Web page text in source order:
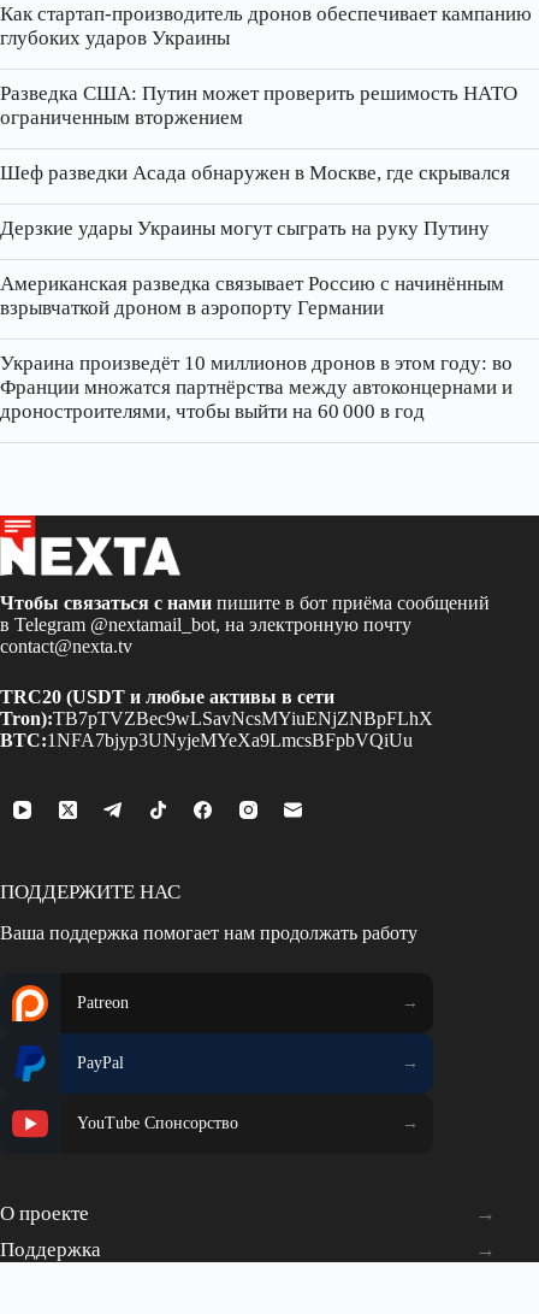
Как стартап‑производитель дронов обеспечивает кампанию
глубоких ударов Украины
Разведка США: Путин может проверить решимость НАТО
ограниченным вторжением
Шеф разведки Асада обнаружен в Москве, где скрывался
Дерзкие удары Украины могут сыграть на руку Путину
Американская разведка связывает Россию с начинённым
взрывчаткой дроном в аэропорту Германии
Украина произведёт 10 миллионов дронов в этом году: во
Франции множатся партнёрства между автоконцернами и
дроностроителями, чтобы выйти на 60 000 в год
Чтобы связаться с нами пишите в бот приёма сообщений
в Telegram @nextamail_bot, на электронную почту
contact@nexta.tv
TRC20 (USDT и любые активы в сети
Tron):TB7pTVZBec9wLSavNcsMYiuENjZNBpFLhX
BTC:1NFA7bjyp3UNyjeMYeXa9LmcsBFpbVQiUu
ПОДДЕРЖИТЕ НАС
Ваша поддержка помогает нам продолжать работу
Patreon
PayPal
YouTube Спонсорство
О проекте
Поддержка